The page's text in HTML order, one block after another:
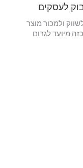
לעסקים
ולמכור מוצר
מיועד לגרום